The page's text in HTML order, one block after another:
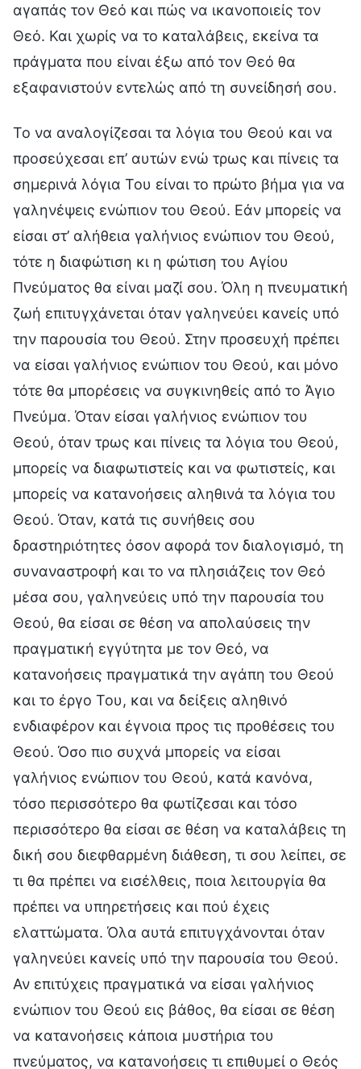
αγαπάς τον Θεό και πώς να ικανοποιείς τον
Θεό. Και χωρίς να το καταλάβεις, εκείνα τα
πράγματα που είναι έξω από τον Θεό θα
εξαφανιστούν εντελώς από τη συνείδησή σου.
Το να αναλογίζεσαι τα λόγια του Θεού και να
προσεύχεσαι επ’ αυτών ενώ τρως και πίνεις τα
σημερινά λόγια Του είναι το πρώτο βήμα για να
γαληνέψεις ενώπιον του Θεού. Εάν μπορείς να
είσαι στ’ αλήθεια γαλήνιος ενώπιον του Θεού,
τότε η διαφώτιση κι η φώτιση του Αγίου
Πνεύματος θα είναι μαζί σου. Όλη η πνευματική
ζωή επιτυγχάνεται όταν γαληνεύει κανείς υπό
την παρουσία του Θεού. Στην προσευχή πρέπει
να είσαι γαλήνιος ενώπιον του Θεού, και μόνο
τότε θα μπορέσεις να συγκινηθείς από το Άγιο
Πνεύμα. Όταν είσαι γαλήνιος ενώπιον του
Θεού, όταν τρως και πίνεις τα λόγια του Θεού,
μπορείς να διαφωτιστείς και να φωτιστείς, και
μπορείς να κατανοήσεις αληθινά τα λόγια του
Θεού. Όταν, κατά τις συνήθεις σου
δραστηριότητες όσον αφορά τον διαλογισμό, τη
συναναστροφή και το να πλησιάζεις τον Θεό
μέσα σου, γαληνεύεις υπό την παρουσία του
Θεού, θα είσαι σε θέση να απολαύσεις την
πραγματική εγγύτητα με τον Θεό, να
κατανοήσεις πραγματικά την αγάπη του Θεού
και το έργο Του, και να δείξεις αληθινό
ενδιαφέρον και έγνοια προς τις προθέσεις του
Θεού. Όσο πιο συχνά μπορείς να είσαι
γαλήνιος ενώπιον του Θεού, κατά κανόνα,
τόσο περισσότερο θα φωτίζεσαι και τόσο
περισσότερο θα είσαι σε θέση να καταλάβεις τη
δική σου διεφθαρμένη διάθεση, τι σου λείπει, σε
τι θα πρέπει να εισέλθεις, ποια λειτουργία θα
πρέπει να υπηρετήσεις και πού έχεις
ελαττώματα. Όλα αυτά επιτυγχάνονται όταν
γαληνεύει κανείς υπό την παρουσία του Θεού.
Αν επιτύχεις πραγματικά να είσαι γαλήνιος
ενώπιον του Θεού εις βάθος, θα είσαι σε θέση
να κατανοήσεις κάποια μυστήρια του
πνεύματος, να κατανοήσεις τι επιθυμεί ο Θεός